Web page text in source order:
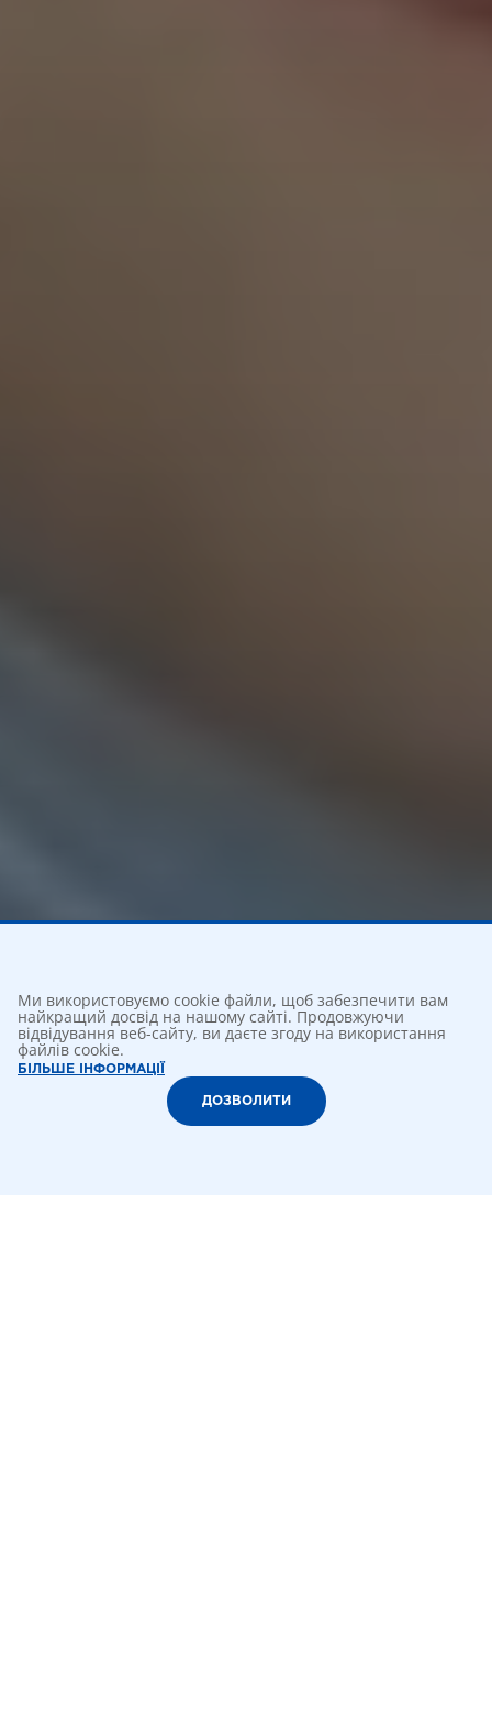
Ми використовуємо cookie файли, щоб забезпечити вам
найкращий досвід на нашому сайті. Продовжуючи
відвідування веб-сайту, ви даєте згоду на використання
файлів cookie.
БІЛЬШЕ ІНФОРМАЦІЇ
ДОЗВОЛИТИ